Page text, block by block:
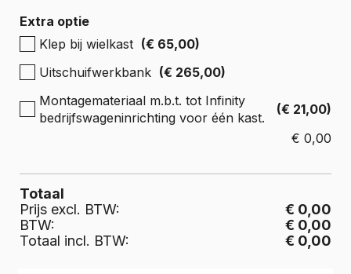
Extra optie
Klep bij wielkast (€ 65,00)
Uitschuifwerkbank (€ 265,00)
Montagemateriaal m.b.t. tot Infinity
bedrijfswageninrichting voor één kast.
(€ 21,00)
€ 0,00
Totaal
Prijs excl. BTW:
€ 0,00
BTW:
€ 0,00
Totaal incl. BTW:
€ 0,00